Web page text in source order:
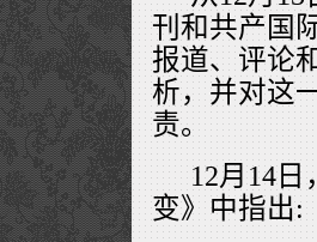
刊和共产国
报道、评论
析，并对这
责。
12月14
变》中指出: